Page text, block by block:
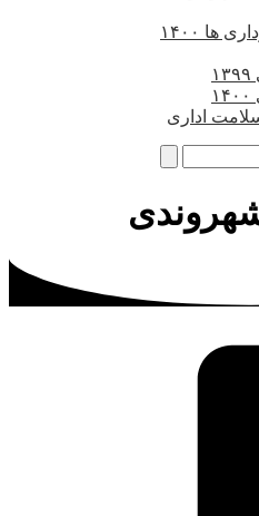
۱۴۰۰
اداری